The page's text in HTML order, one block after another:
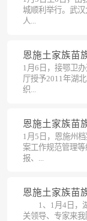
城顺利举行。武
人...
恩施土家族苗
1月6日，接鄂卫
厅授予2011年湖
织...
恩施土家族苗
1月5日，恩施州
案工作规范管理等
报、...
恩施土家族苗
1、1月4日，湖
关领导、专家来